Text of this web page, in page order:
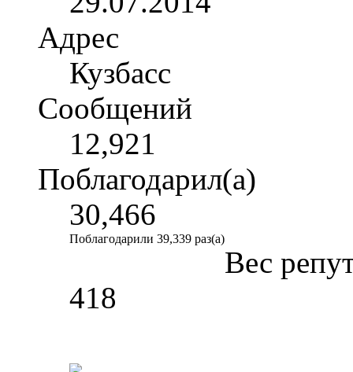
Адрес
Кузбасс
Сообщений
12,921
Поблагодарил(а)
30,466
Поблагодарили 39,339 раз(а)
Вес
418